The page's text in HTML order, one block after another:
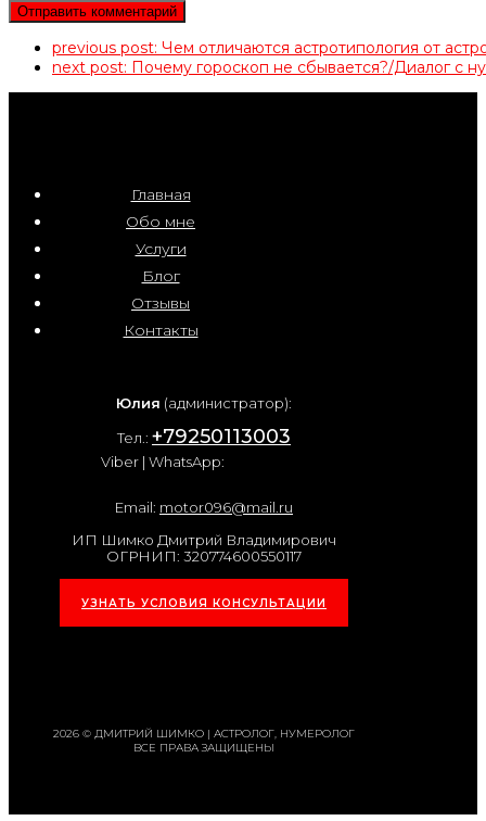
previous post: Чем отличаются астротипология от
next post: Почему гороскоп не сбывается?/Диалог с
Главная
Обо мне
Услуги
Блог
Отзывы
Контакты
Юлия (администратор):
Тел.: +79250113003
Viber | WhatsApp:
Email: motor096@mail.ru
ИП Шимко Дмитрий Владимирович
ОГРНИП: 320774600550117
УЗНАТЬ УСЛОВИЯ КОНСУЛЬТАЦИИ
2026 © ДМИТРИЙ ШИМКО | АСТРОЛОГ, НУМЕРОЛОГ
ВСЕ ПРАВА ЗАЩИЩЕНЫ